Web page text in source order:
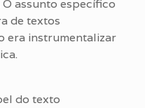
assunto específico
de textos
era instrumentalizar
do texto